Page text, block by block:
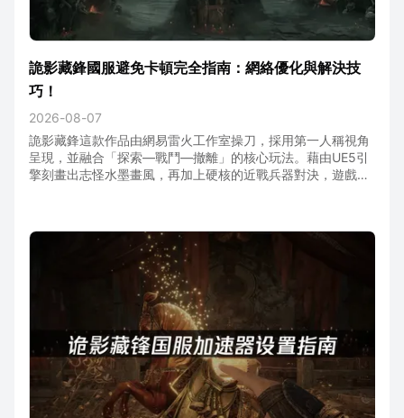
詭影藏鋒國服避免卡頓完全指南：網絡優化與解決技
巧！
2026-08-07
詭影藏鋒這款作品由網易雷火工作室操刀，採用第一人稱視角
呈現，並融合「探索—戰鬥—撤離」的核心玩法。藉由UE5引
擎刻畫出志怪水墨畫風，再加上硬核的近戰兵器對決，遊戲一